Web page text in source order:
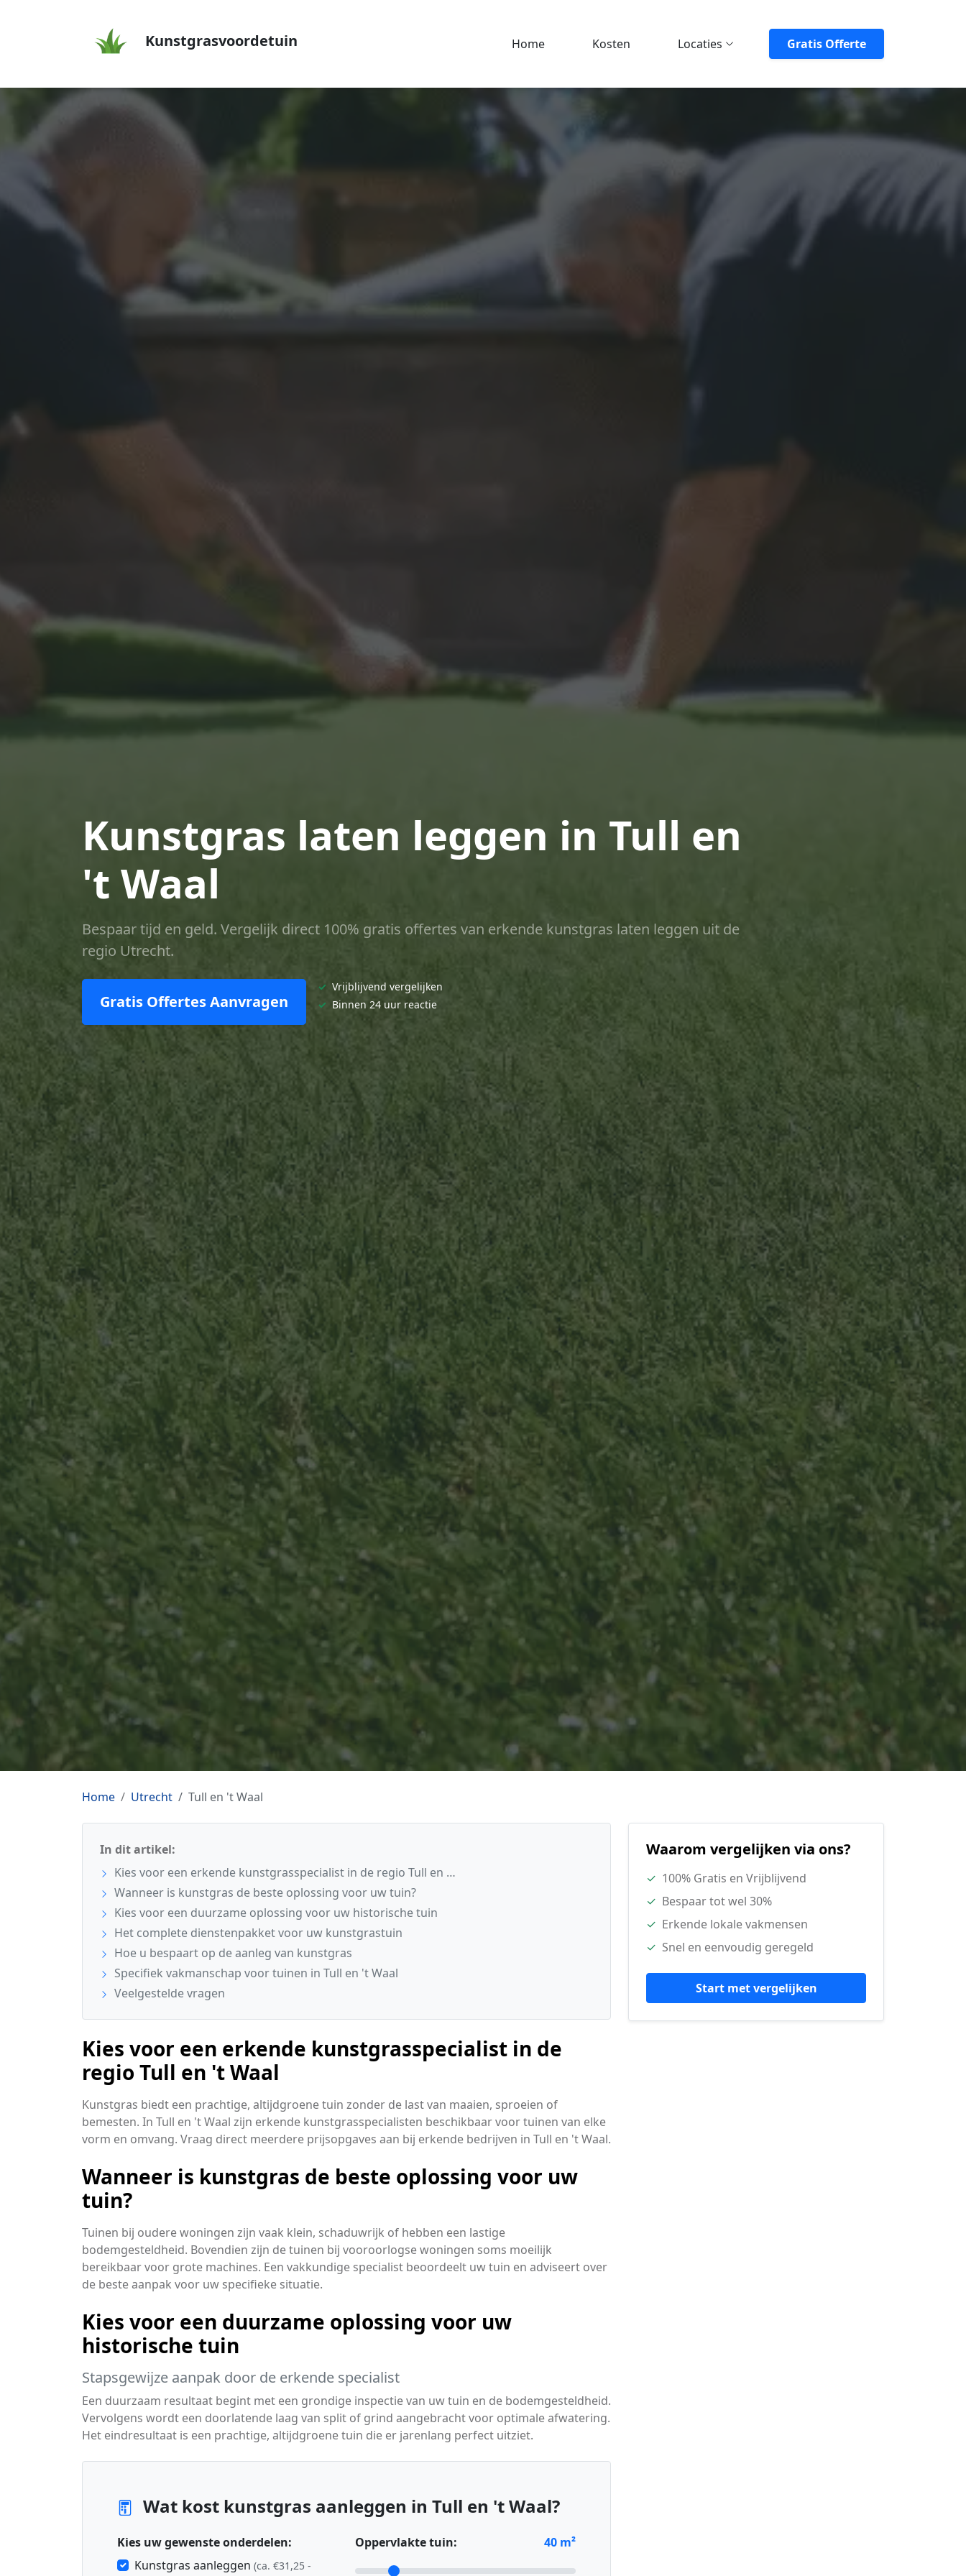
Kunstgrasvoordetuin Home Kosten Locaties Gratis Offerte
Kunstgras laten leggen in Tull en
't Waal
Bespaar tijd en geld. Vergelijk direct 100% gratis offertes van erkende kunstgras laten leggen uit de
regio Utrecht.
Gratis Offertes Aanvragen
✓ Vrijblijvend vergelijken
✓ Binnen 24 uur reactie
Home Utrecht Tull en 't Waal
In dit artikel:
Kies voor een erkende kunstgrasspecialist in de regio Tull en …
Wanneer is kunstgras de beste oplossing voor uw tuin?
Kies voor een duurzame oplossing voor uw historische tuin
Het complete dienstenpakket voor uw kunstgrastuin
Hoe u bespaart op de aanleg van kunstgras
Specifiek vakmanschap voor tuinen in Tull en 't Waal
Veelgestelde vragen
Kies voor een erkende kunstgrasspecialist in de
regio Tull en 't Waal
Kunstgras biedt een prachtige, altijdgroene tuin zonder de last van maaien, sproeien of
bemesten. In Tull en 't Waal zijn erkende kunstgrasspecialisten beschikbaar voor tuinen van elke
vorm en omvang. Vraag direct meerdere prijsopgaves aan bij erkende bedrijven in Tull en 't Waal.
Wanneer is kunstgras de beste oplossing voor uw
tuin?
Tuinen bij oudere woningen zijn vaak klein, schaduwrijk of hebben een lastige
bodemgesteldheid. Bovendien zijn de tuinen bij vooroorlogse woningen soms moeilijk
bereikbaar voor grote machines. Een vakkundige specialist beoordeelt uw tuin en adviseert over
de beste aanpak voor uw specifieke situatie.
Kies voor een duurzame oplossing voor uw
historische tuin
Stapsgewijze aanpak door de erkende specialist
Een duurzaam resultaat begint met een grondige inspectie van uw tuin en de bodemgesteldheid.
Vervolgens wordt een doorlatende laag van split of grind aangebracht voor optimale afwatering.
Het eindresultaat is een prachtige, altijdgroene tuin die er jarenlang perfect uitziet.
Wat kost kunstgras aanleggen in Tull en 't Waal?
Kies uw gewenste onderdelen:
Kunstgras aanleggen (ca. €31,25 -
Oppervlakte tuin: 40 m²
Waarom vergelijken via ons?
✓ 100% Gratis en Vrijblijvend
✓ Bespaar tot wel 30%
✓ Erkende lokale vakmensen
✓ Snel en eenvoudig geregeld
Start met vergelijken